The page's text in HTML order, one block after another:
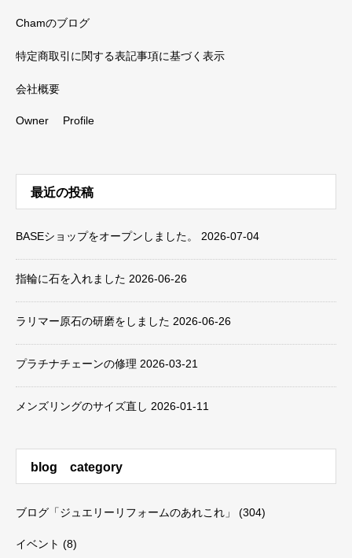
Chamのブログ
特定商取引に関する表記事項に基づく表示
会社概要
Owner Profile
最近の投稿
BASEショップをオープンしました。 2026-07-04
指輪に石を入れました 2026-06-26
ラリマー原石の研磨をしました 2026-06-26
プラチナチェーンの修理 2026-03-21
メンズリングのサイズ直し 2026-01-11
blog category
ブログ「ジュエリーリフォームのあれこれ」 (304)
イベント (8)